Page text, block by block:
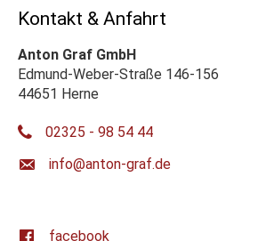
Kontakt & Anfahrt
Anton Graf GmbH
Edmund-Weber-Straße 146-156
44651 Herne
02325 - 98 54 44
ed.farg-notna@ofni
facebook